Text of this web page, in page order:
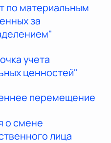
по материальным
за
учета
ценностей"
перемещение
о смене
лица